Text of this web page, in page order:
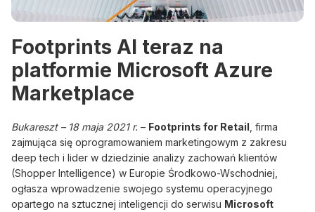
Footprints AI teraz na
platformie Microsoft Azure
Marketplace
Bukareszt – 18 maja 2021 r. – Footprints for Retail , firma
zajmująca się oprogramowaniem marketingowym z zakresu
deep tech i lider w dziedzinie analizy zachowań klientów
(Shopper Intelligence) w Europie Środkowo-Wschodniej,
ogłasza wprowadzenie swojego systemu operacyjnego
opartego na sztucznej inteligencji do serwisu Microsoft